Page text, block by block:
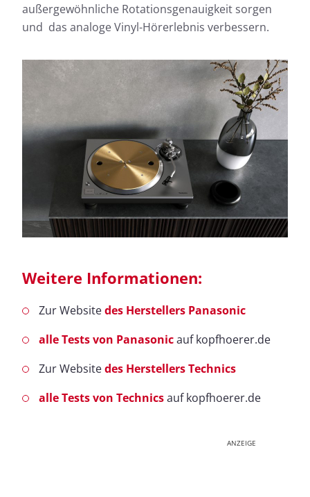
außergewöhnliche Rotationsgenauigkeit sorgen
und das analoge Vinyl-Hörerlebnis verbessern.
Weitere Informationen:
Zur Websitedes Herstellers Panasonic
alle Tests von Panasonicauf kopfhoerer.de
Zur Websitedes Herstellers Technics
alle Tests von Technicsauf kopfhoerer.de
ANZEIGE